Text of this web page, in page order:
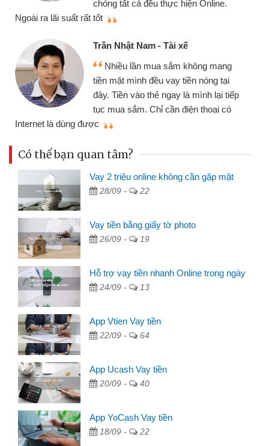
chóng tất cả đều thực hiện Online.
Ngoài ra lãi suất rất tốt
Trần Nhật Nam - Tài xế
Nhiều lần mua sắm không mang
tiền mặt mình đều vay tiền nóng tại
đây. Tiền vào thẻ ngay là mình lại tiếp
tục mua sắm. Chỉ cần điện thoại có
Internet là dùng được
Có thể bạn quan tâm?
Vay 2 triệu online không cần gặp mặt
28/09 - 22
Vay tiền bằng giấy tờ photo
26/09 - 19
Hỗ trợ vay tiền nhanh Online trong ngày
24/09 - 13
App Vtien Vay tiền
22/09 - 64
App Ucash Vay tiền
20/09 - 40
App YoCash Vay tiền
18/09 - 22